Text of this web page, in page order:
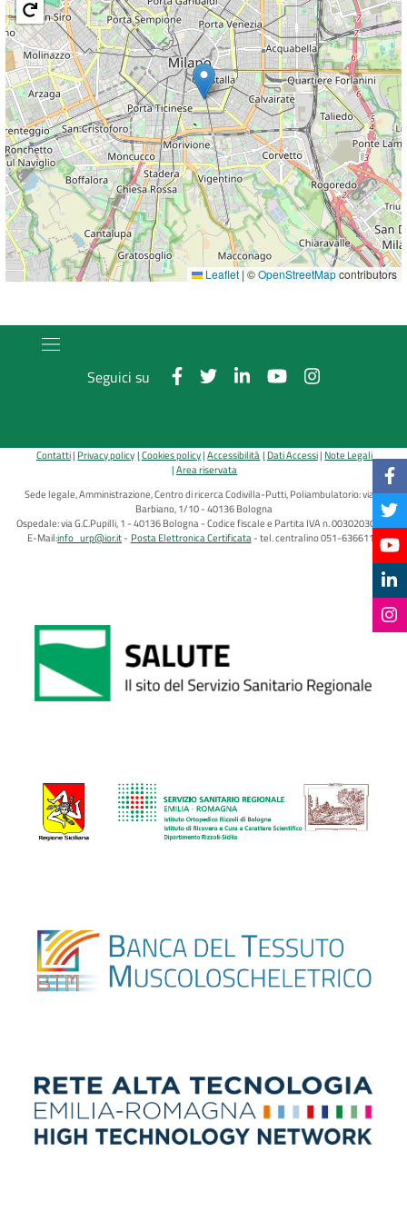
Leaflet | ©OpenStreetMapcontributors
Seguici su
Contatti Privacy policy Cookies policy Accessibilità Dati Accessi Note Legali
Area riservata
Sede legale, Amministrazione, Centro di ricerca Codivilla-Putti, Poliambulatorio: via di
Barbiano, 1/10 - 40136 Bologna
Ospedale: via G.C.Pupilli, 1 - 40136 Bologna - Codice fiscale e Partita IVA n. 00302030374
E-Mail:info_urp@ior.it Posta Elettronica Certificata tel. centralino 051-6366111